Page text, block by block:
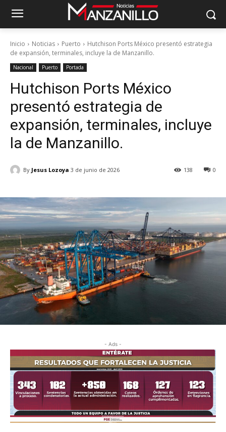
Inicio Noticias Puerto
Hutchison Ports México presentó estrategia
de expansión, terminales, incluye la de Manzanillo.
Nacional Puerto Portada
Hutchison Ports México
presentó estrategia de
expansión, terminales, incluye
la de Manzanillo.
By Jesus Lozoya 3 de junio de 2026 0
138
- Ads -